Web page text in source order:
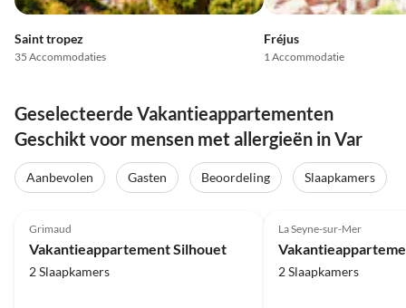
Saint tropez
35 Accommodaties
Fréjus
1 Accommodatie
Geselecteerde Vakantieappartementen
Geschikt voor mensen met allergieën in Var
Aanbevolen Gasten Beoordeling
Slaapkamers
Grimaud
Vakantieappartement Silhouet
2 Slaapkamers
La Seyne-sur-Mer
2 Slaapkamers